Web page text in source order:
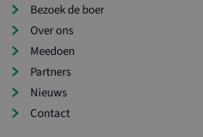
Bezoek de boer
Over ons
Meedoen
Partners
Nieuws
Contact